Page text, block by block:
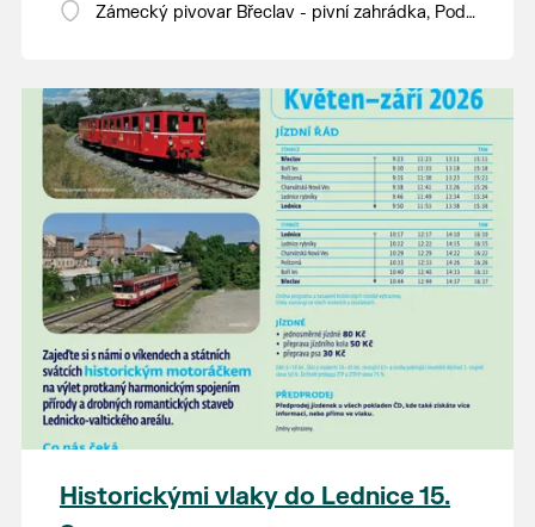
Zámecký pivovar Břeclav - pivní zahrádka, Pod
Historickými vlaky do Lednice 15.